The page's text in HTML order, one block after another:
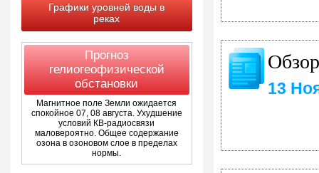
Графики уровней воды в
реках
Прогноз
гелиогеофизической
обстановки
Магнитное поле Земли ожидается
спокойное 07, 08 августа. Ухудшение
условий КВ-радиосвязи
маловероятно. Общее содержание
озона в озоновом слое в пределах
нормы.
13